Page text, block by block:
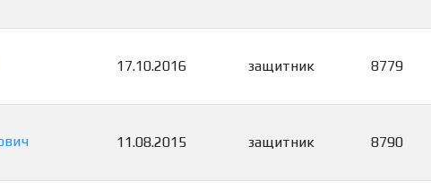
17.10.2016 защитник 8779
11.08.2015 защитник 8790